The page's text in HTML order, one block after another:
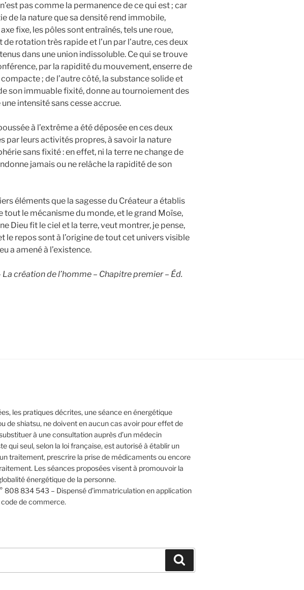
pas comme la permanence de ce qui est ; car
de la nature que sa densité rend immobile,
fixe, les pôles sont entraînés, tels une roue,
rotation très rapide et l’un par l’autre, ces deux
dans une union indissoluble. Ce qui se trouve
par la rapidité du mouvement, enserre de
; de l’autre côté, la substance solide et
son immuable fixité, donne au tournoiement des
intensité sans cesse accrue.
à l’extrême a été déposée en ces deux
par leurs activités propres, à savoir la nature
sans fixité : en effet, ni la terre ne change de
jamais ou ne relâche la rapidité de son
éléments que la sagesse du Créateur a établis
le mécanisme du monde, et le grand Moïse,
Dieu fit le ciel et la terre, veut montrer, je pense,
le repos sont à l’origine de tout cet univers visible
a amené à l’existence.
La création de l’homme – Chapitre premier – Éd.
les pratiques décrites, une séance en énergétique
de shiatsu, ne doivent en aucun cas avoir pour effet de
à une consultation auprès d’un médecin
qui seul, selon la loi française, est autorisé à établir un
traitement, prescrire la prise de médicaments ou encore
Les séances proposées visent à promouvoir la
énergétique de la personne.
808 834 543 – Dispensé d’immatriculation en application
code de commerce.